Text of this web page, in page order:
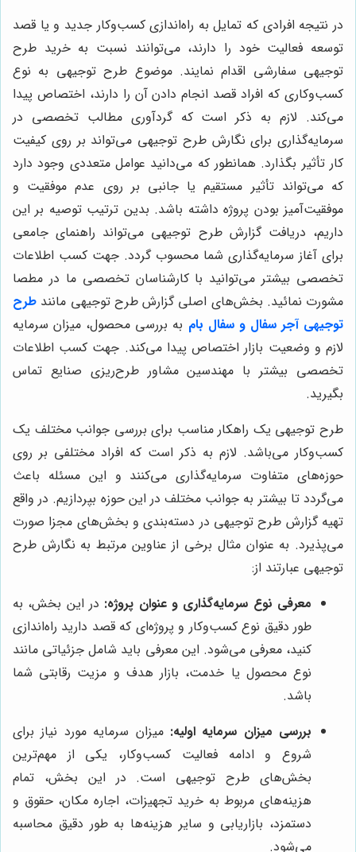
در نتیجه افرادی که تمایل به راه‌اندازی کسب‌وکار جدید و یا قصد
توسعه فعالیت خود را دارند، می‌توانند نسبت به خرید طرح
توجیهی سفارشی اقدام نمایند. موضوع طرح توجیهی به نوع
کسب‌وکاری که افراد قصد انجام دادن آن را دارند، اختصاص پیدا
می‌کند. لازم به ذکر است که گردآوری مطالب تخصصی در
سرمایه‌گذاری برای نگارش طرح توجیهی می‌تواند بر روی کیفیت
کار تأثیر بگذارد. همانطور که می‌دانید عوامل متعددی وجود دارد
که می‌تواند تأثیر مستقیم یا جانبی بر روی عدم موفقیت و
موفقیت‌آمیز بودن پروژه داشته باشد. بدین ترتیب توصیه بر این
داریم، دریافت گزارش طرح توجیهی می‌تواند راهنمای جامعی
برای آغاز سرمایه‌گذاری شما محسوب گردد. جهت کسب اطلاعات
تخصصی بیشتر می‌توانید با کارشناسان تخصصی ما در مطصا
مشورت نمائید. بخش‌های اصلی گزارش طرح توجیهی مانند طرح
توجیهی آجر سفال و سفال بام به بررسی محصول، میزان سرمایه
لازم و وضعیت بازار اختصاص پیدا می‌کند. جهت کسب اطلاعات
تخصصی بیشتر با مهندسین مشاور طرح‌ریزی صنایع تماس
بگیرید.
طرح توجیهی یک راهکار مناسب برای بررسی جوانب مختلف یک
کسب‌وکار می‌باشد. لازم به ذکر است که افراد مختلفی بر روی
حوزه‌های متفاوت سرمایه‌گذاری می‌کنند و این مسئله باعث
می‌گردد تا بیشتر به جوانب مختلف در این حوزه بپردازیم. در واقع
تهیه گزارش طرح توجیهی در دسته‌بندی و بخش‌های مجزا صورت
می‌پذیرد. به عنوان مثال برخی از عناوین مرتبط به نگارش طرح
توجیهی عبارتند از:
معرفی نوع سرمایه‌گذاری و عنوان پروژه: در این بخش، به
طور دقیق نوع کسب‌وکار و پروژه‌ای که قصد دارید راه‌اندازی
کنید، معرفی می‌شود. این معرفی باید شامل جزئیاتی مانند
نوع محصول یا خدمت، بازار هدف و مزیت رقابتی شما
باشد.
بررسی میزان سرمایه اولیه: میزان سرمایه مورد نیاز برای
شروع و ادامه فعالیت کسب‌وکار، یکی از مهم‌ترین
بخش‌های طرح توجیهی است. در این بخش، تمام
هزینه‌های مربوط به خرید تجهیزات، اجاره مکان، حقوق و
دستمزد، بازاریابی و سایر هزینه‌ها به طور دقیق محاسبه
می‌شود.